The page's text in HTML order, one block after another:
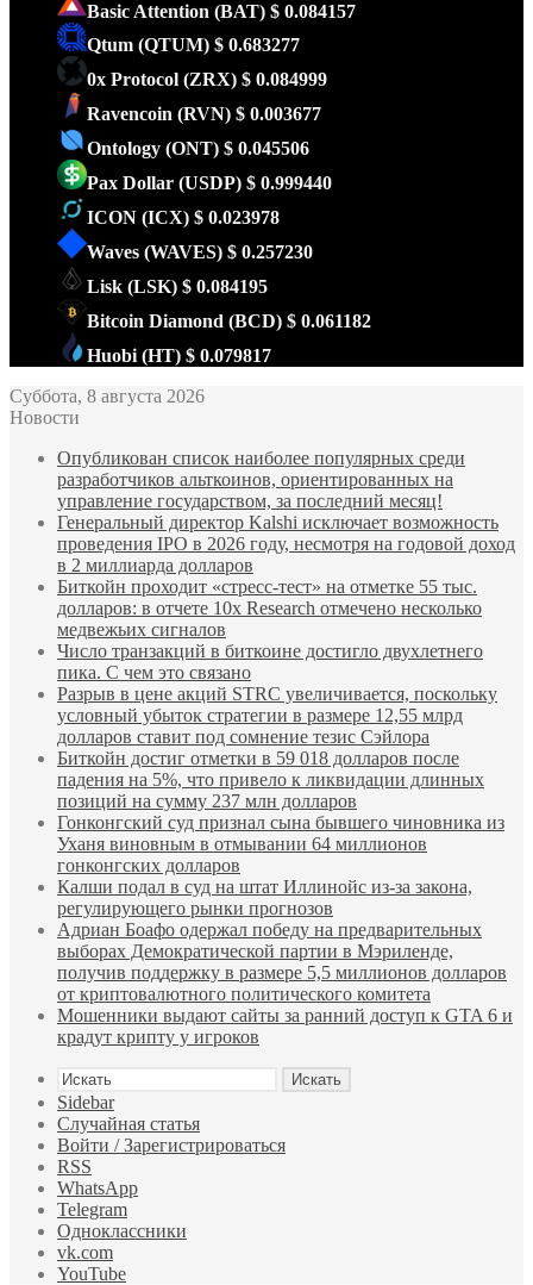
Basic Attention (BAT) $ 0.084157
Qtum (QTUM) $ 0.683277
0x Protocol (ZRX) $ 0.084999
Ravencoin (RVN) $ 0.003677
Ontology (ONT) $ 0.045506
Pax Dollar (USDP) $ 0.999440
ICON (ICX) $ 0.023978
Waves (WAVES) $ 0.257230
Lisk (LSK) $ 0.084195
Bitcoin Diamond (BCD) $ 0.061182
Huobi (HT) $ 0.079817
Суббота, 8 августа 2026
Новости
Опубликован список наиболее популярных среди
разработчиков альткоинов, ориентированных на
управление государством, за последний месяц!
Генеральный директор Kalshi исключает возможность
проведения IPO в 2026 году, несмотря на годовой доход
в 2 миллиарда долларов
Биткойн проходит «стресс-тест» на отметке 55 тыс.
долларов: в отчете 10x Research отмечено несколько
медвежьих сигналов
Число транзакций в биткоине достигло двухлетнего
пика. С чем это связано
Разрыв в цене акций STRC увеличивается, поскольку
условный убыток стратегии в размере 12,55 млрд
долларов ставит под сомнение тезис Сэйлора
Биткойн достиг отметки в 59 018 долларов после
падения на 5%, что привело к ликвидации длинных
позиций на сумму 237 млн долларов
Гонконгский суд признал сына бывшего чиновника из
Уханя виновным в отмывании 64 миллионов
гонконгских долларов
Калши подал в суд на штат Иллинойс из-за закона,
регулирующего рынки прогнозов
Адриан Боафо одержал победу на предварительных
выборах Демократической партии в Мэриленде,
получив поддержку в размере 5,5 миллионов долларов
от криптовалютного политического комитета
Мошенники выдают сайты за ранний доступ к GTA 6 и
крадут крипту у игроков
Искать
Sidebar
Случайная статья
Войти / Зарегистрироваться
RSS
WhatsApp
Telegram
Одноклассники
vk.com
YouTube